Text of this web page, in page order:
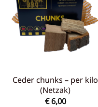
aan
verlanglijst
Ceder chunks – per kilo
(Netzak)
€6,00